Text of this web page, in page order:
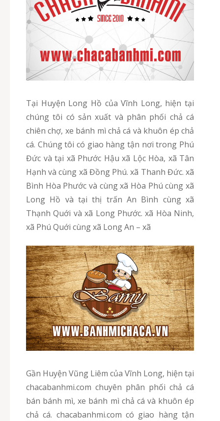
Tại Huyện Long Hồ của Vĩnh Long, hiện tại
chúng tôi có sản xuất và phân phối chả cá
chiên chợ, xe bánh mì chả cá và khuôn ép chả
cá. Chúng tôi có giao hàng tận nơi trong Phú
Đức và tại xã Phước Hậu xã Lộc Hòa, xã Tân
Hạnh và cùng xã Đồng Phú. xã Thanh Đức. xã
Bình Hòa Phước và cùng xã Hòa Phú cùng xã
Long Hồ và tại thị trấn An Bình cùng xã
Thạnh Quới và xã Long Phước. xã Hòa Ninh,
xã Phú Quới cùng xã Long An – xã
Gần Huyện Vũng Liêm của Vĩnh Long, hiện tại
chacabanhmi.com chuyên phân phối chả cá
bán bánh mì, xe bánh mì chả cá và khuôn ép
chả cá. chacabanhmi.com có giao hàng tận